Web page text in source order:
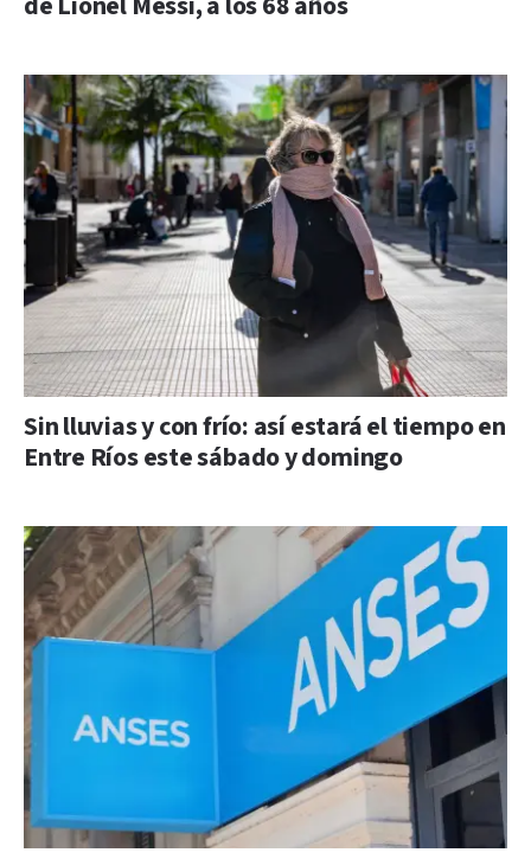
Sin lluvias y con frío: así estará el tiempo en
Entre Ríos este sábado y domingo